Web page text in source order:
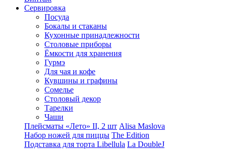
Сервировка
Посуда
Бокалы и стаканы
Кухонные принадлежности
Столовые приборы
Ëмкости для хранения
Гурмэ
Для чая и кофе
Кувшины и графины
Сомелье
Столовый декор
Тарелки
Чаши
Плейсматы «Лето» II, 2 шт Alisa Maslova
Набор ножей для пиццы The Edition
Подставка для торта Libellula La DoubleJ